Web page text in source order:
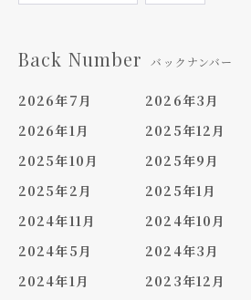
Back Number バックナンバー
2026年7月 2026年3月
2026年1月
2025年12月
2025年10月
2025年9月
2025年2月
2025年1月
2024年11月
2024年10月
2024年5月
2024年3月
2024年1月
2023年12月